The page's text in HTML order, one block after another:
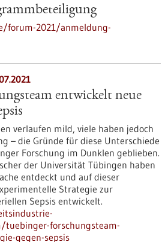
forum-2021/anmeldung-
entwickelt neue
verlaufen mild, viele haben jedoch
– die Gründe für diese Unterschiede
Forschung im Dunklen geblieben.
der Universität Tübingen haben
entdeckt und auf dieser
Strategie zur
Sepsis entwickelt.
forschungsteam-
gegen-sepsis